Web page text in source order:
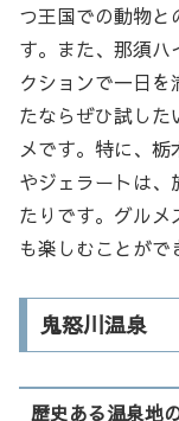
つ王国での動物と
す。また、那須ハ
クションで一日
たならぜひ試した
メです。特に、
やジェラートは、
たりです。グルメ
も楽しむことがで
鬼怒川温泉
歴史ある温泉地